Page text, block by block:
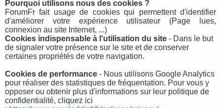
Pourquoi utilisons nous des cookies ?
ForumFr fait usage de cookies qui permettent d'identifier
d'améliorer votre expérience utilisateur (Page lues,
connexion au site Internet, ...)
Cookies indispensable à l'utilisation du site - Dans le but
de signaler votre présence sur le site et de conserver
certaines propriétés de votre navigation.
Cookies de performance - Nous utilisons Google Analytics
pour réaliser des statistiques de fréquentation. Pour vous y
opposer ou obtenir plus d'informations sur leur politique de
confidentialité, cliquez ici